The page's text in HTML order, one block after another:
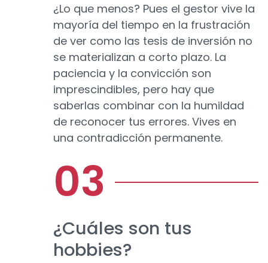
¿Lo que menos? Pues el gestor vive la
mayoría del tiempo en la frustración
de ver como las tesis de inversión no
se materializan a corto plazo. La
paciencia y la convicción son
imprescindibles, pero hay que
saberlas combinar con la humildad
de reconocer tus errores. Vives en
una contradicción permanente.
¿Cuáles son tus
hobbies?